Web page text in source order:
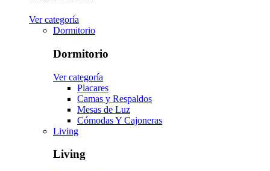
Ver categoría
Dormitorio
Dormitorio
Ver categoría
Placares
Camas y Respaldos
Mesas de Luz
Cómodas Y Cajoneras
Living
Living